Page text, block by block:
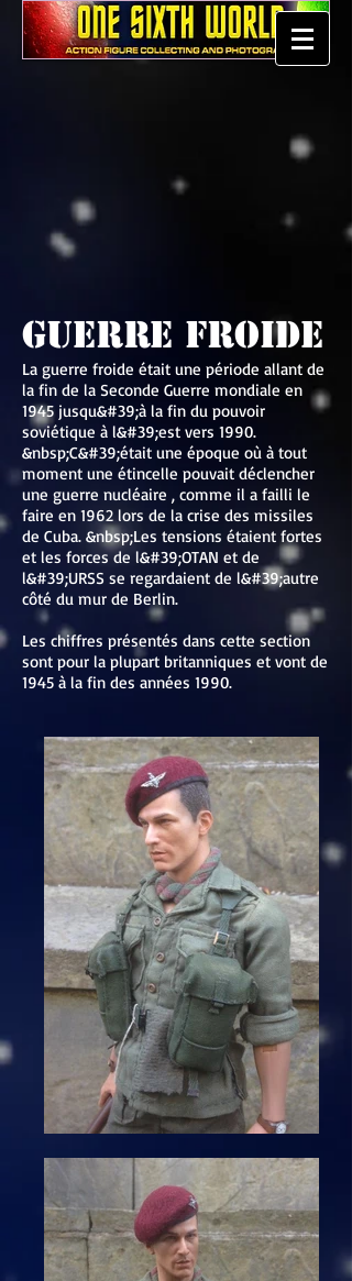
Guerre froide
La guerre froide était une période allant de
la fin de la Seconde Guerre mondiale en
1945 jusqu&#39;à la fin du pouvoir
soviétique à l&#39;est vers 1990.
&nbsp;C&#39;était une époque où à tout
moment une étincelle pouvait déclencher
une guerre nucléaire , comme il a failli le
faire en 1962 lors de la crise des missiles
de Cuba. &nbsp;Les tensions étaient fortes
et les forces de l&#39;OTAN et de
l&#39;URSS se regardaient de l&#39;autre
côté du mur de Berlin.
Les chiffres présentés dans cette section
sont pour la plupart britanniques et vont de
1945 à la fin des années 1990.